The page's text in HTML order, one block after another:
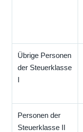
Übrige Personen
der Steuerklasse
I
Personen der
Steuerklasse II